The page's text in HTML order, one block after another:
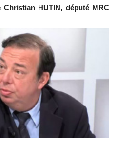
HUTIN, député MRC